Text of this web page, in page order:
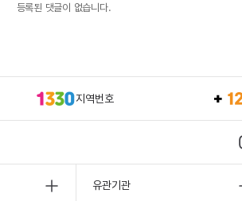
등록된 댓글이 없습니다.
지역번호
유관기관